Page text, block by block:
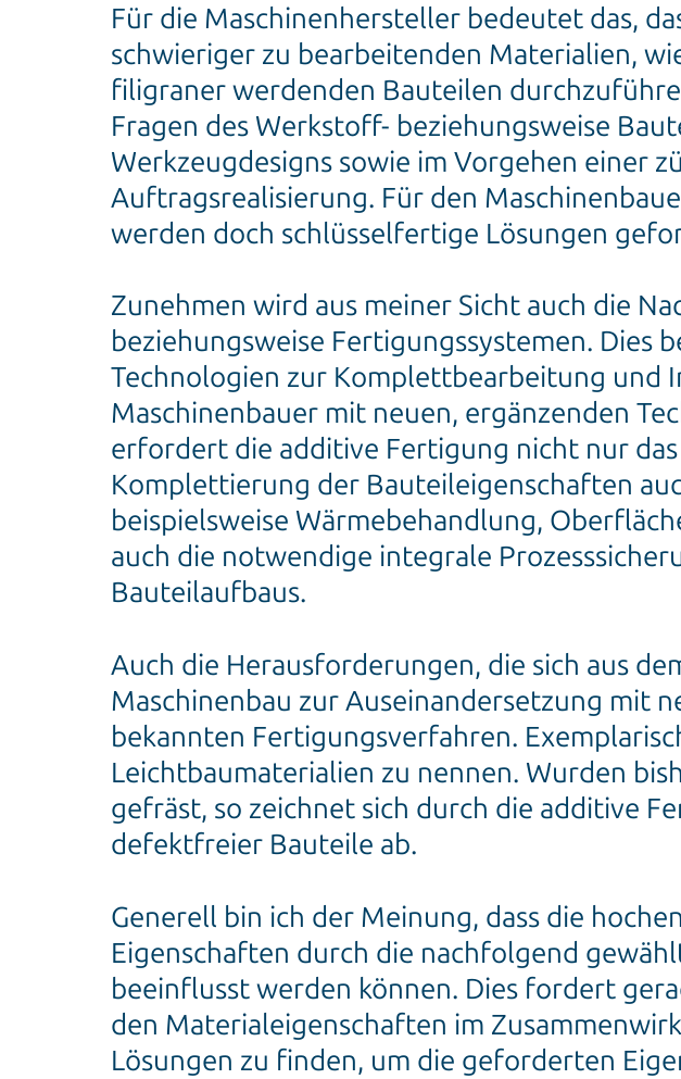
Für die Maschinenhersteller bedeutet das,
schwieriger zu bearbeitenden Materialien,
filigraner werdenden Bauteilen
Fragen des Werkstoff- beziehungsweise
Werkzeugdesigns sowie im Vorgehen einer
Auftragsrealisierung. Für den
werden doch schlüsselfertige Lösungen
Zunehmen wird aus meiner Sicht auch die
beziehungsweise Fertigungssystemen. Dies
Technologien zur Komplettbearbeitung und
Maschinenbauer mit neuen, ergänzenden
erfordert die additive Fertigung nicht nur
Komplettierung der Bauteileigenschaften
beispielsweise Wärmebehandlung,
auch die notwendige integrale
Bauteilaufbaus.
Auch die Herausforderungen, die sich aus
Maschinenbau zur Auseinandersetzung mit
bekannten Fertigungsverfahren.
Leichtbaumaterialien zu nennen. Wurden
gefräst, so zeichnet sich durch die additive
defektfreier Bauteile ab.
Generell bin ich der Meinung, dass die
Eigenschaften durch die nachfolgend
beeinflusst werden können. Dies fordert
den Materialeigenschaften im
Lösungen zu finden, um die geforderten